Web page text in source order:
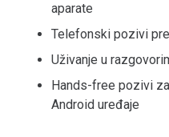
aparate
Telefonski pozivi
Uživanje u
Hands-free pozivi
Android uređaje